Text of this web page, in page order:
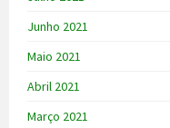
Junho 2021
Maio 2021
Abril 2021
Março 2021